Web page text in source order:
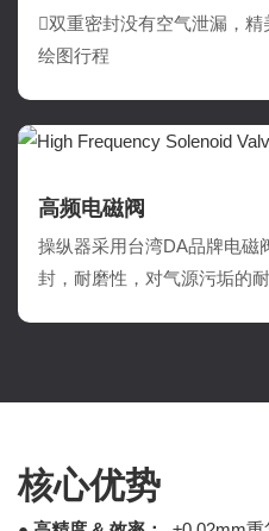
双重密封没有空气泄漏，
绘图行程
高频电磁阀
操纵器采用台湾DA品牌电磁
封，耐磨性，对气源污垢的耐
核心优势